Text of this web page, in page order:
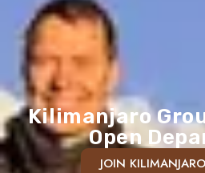
Kilimanjaro
Open
JOIN